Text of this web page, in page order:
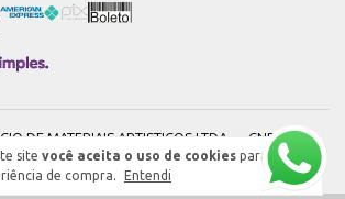
site você aceita o uso de cookies para
de compra.
Entendi
DE MATERIAIS ARTISTICOS LTDA — CNPJ:
© 2026. Todos os direitos reservados.